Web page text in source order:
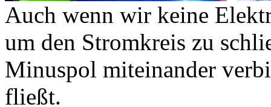
Auch wenn wir keine
um den Stromkreis zu
Minuspol miteinander
fließt.